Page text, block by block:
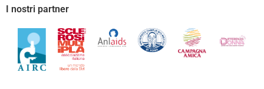
I nostri partner